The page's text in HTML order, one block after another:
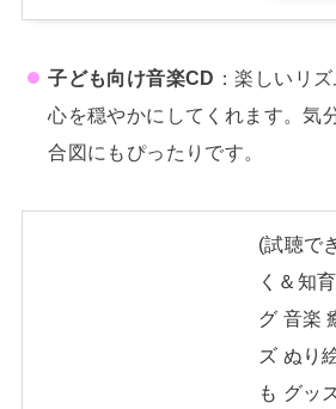
子ども向け音楽CD ：楽しいリ
心を穏やかにしてくれます。気
合図にもぴったりです。
(試聴で
く＆知
グ 音楽
ズ ぬり
も グッ